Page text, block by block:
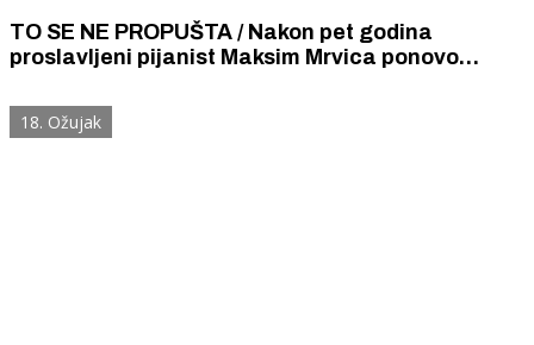
TO SE NE PROPUŠTA / Nakon pet godina
proslavljeni pijanist Maksim Mrvica ponovo
18. Ožujak